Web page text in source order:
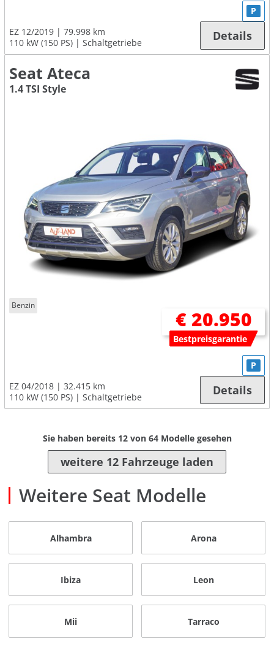
EZ 12/2019
79.998 km
110 kW (150 PS)
Schaltgetriebe
P
Details
Seat Ateca
1.4 TSI Style
Benzin
€ 20.950
Bestpreisgarantie
EZ 04/2018
32.415 km
110 kW (150 PS)
Schaltgetriebe
P
Details
Sie haben bereits 12von 64Modelle gesehen
weitere 12 Fahrzeuge laden
Weitere Seat Modelle
Alhambra Arona
Ibiza Leon
Mii Tarraco